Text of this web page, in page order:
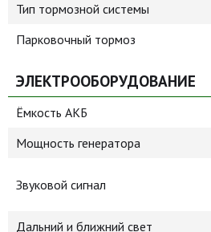
Тип тормозной системы
Парковочный тормоз
ЭЛЕКТРООБОРУДОВАНИЕ
Ёмкость АКБ
Мощность генератора
Звуковой сигнал
Дальний и ближний свет